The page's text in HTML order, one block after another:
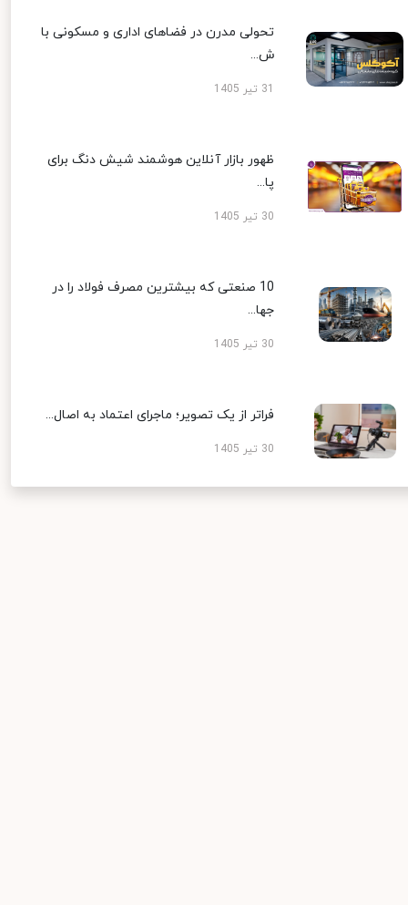
تحولی مدرن در فضاهای اداری و مسکونی با
ش...
ظهور بازار آنلاین هوشمند شیش دنگ برای
پا...
30 تیر 1405
10 صنعتی که بیشترین مصرف فولاد را در
جها...
30 تیر 1405
فراتر از یک تصویر؛ ماجرای اعتماد به اصال...
30 تیر 1405